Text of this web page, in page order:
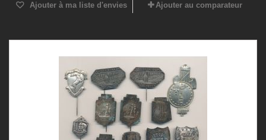
Ajouter à ma liste d'envies Ajouter au comparateur